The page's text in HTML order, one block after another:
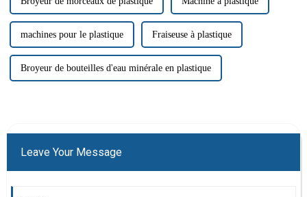
machines pour le plastique Fraiseuse à plastique
Broyeur de bouteilles d'eau minérale en plastique
Leave Your Message